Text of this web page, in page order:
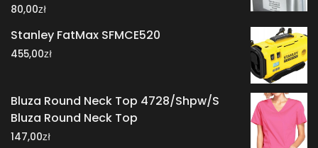
80,00zł
Stanley FatMax SFMCE520
455,00zł
Bluza Round Neck Top 4728/Shpw/S
Bluza Round Neck Top
147,00zł